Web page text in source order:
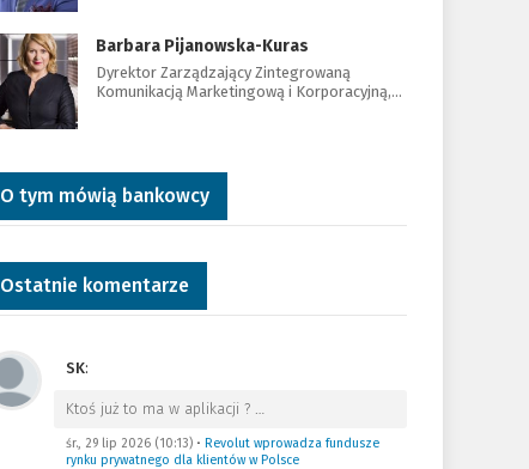
Barbara Pijanowska-Kuras
Dyrektor Zarządzający Zintegrowaną
Komunikacją Marketingową i Korporacyjną,…
O tym mówią bankowcy
Ostatnie komentarze
SK:
Ktoś już to ma w aplikacji ? …
śr., 29 lip 2026 (10:13)• Revolut wprowadza fundusze
rynku prywatnego dla klientów w Polsce